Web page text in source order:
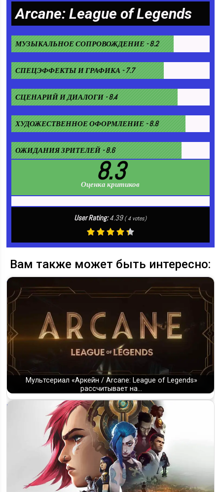
Arcane: League of Legends
МУЗЫКАЛЬНОЕ СОПРОВОЖДЕНИЕ - 8.2
СПЕЦЭФФЕКТЫ И ГРАФИКА - 7.7
СЦЕНАРИЙ И ДИАЛОГИ - 8.4
ХУДОЖЕСТВЕННОЕ ОФОРМЛЕНИЕ - 8.8
ОЖИДАНИЯ ЗРИТЕЛЕЙ - 8.6
8.3
Оценка критиков
User Rating:4.39 (4votes)
Вам также может быть интересно:
Мультсериал «Аркейн / Arcane: League of Legends»
рассчитывает на…